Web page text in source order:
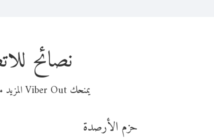
نصائح
يمنحك Viber Out المزيد من وقت المكالمة مقابل تكلفة أقل من المال. اختر من أحد خيارات الاتصال المرنة ذات السعر المنخفض:
حزم الأرصدة